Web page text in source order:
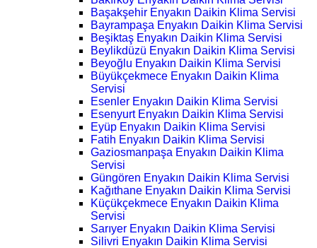
Başakşehir Enyakın Daikin Klima Servisi
Bayrampaşa Enyakın Daikin Klima Servisi
Beşiktaş Enyakın Daikin Klima Servisi
Beylikdüzü Enyakın Daikin Klima Servisi
Beyoğlu Enyakın Daikin Klima Servisi
Büyükçekmece Enyakın Daikin Klima
Servisi
Esenler Enyakın Daikin Klima Servisi
Esenyurt Enyakın Daikin Klima Servisi
Eyüp Enyakın Daikin Klima Servisi
Fatih Enyakın Daikin Klima Servisi
Gaziosmanpaşa Enyakın Daikin Klima
Servisi
Güngören Enyakın Daikin Klima Servisi
Kağıthane Enyakın Daikin Klima Servisi
Küçükçekmece Enyakın Daikin Klima
Servisi
Sarıyer Enyakın Daikin Klima Servisi
Silivri Enyakın Daikin Klima Servisi